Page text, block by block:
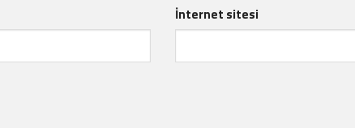
İnternet sitesi